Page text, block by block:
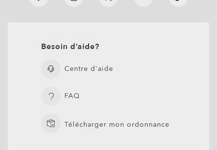
Besoin d’aide?
Centre d'aide
FAQ
Télécharger mon ordonnance